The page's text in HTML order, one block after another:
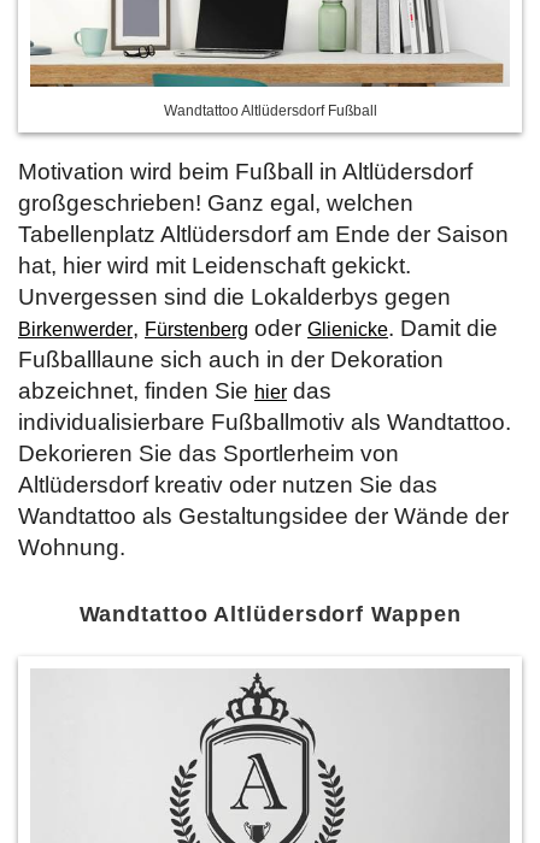
Wandtattoo Altlüdersdorf Fußball
Motivation wird beim Fußball in Altlüdersdorf
großgeschrieben! Ganz egal, welchen
Tabellenplatz Altlüdersdorf am Ende der Saison
hat, hier wird mit Leidenschaft gekickt.
Unvergessen sind die Lokalderbys gegen
Birkenwerder, Fürstenberg oder Glienicke. Damit die
Fußballlaune sich auch in der Dekoration
abzeichnet, finden Sie hier das
individualisierbare Fußballmotiv als Wandtattoo.
Dekorieren Sie das Sportlerheim von
Altlüdersdorf kreativ oder nutzen Sie das
Wandtattoo als Gestaltungsidee der Wände der
Wohnung.
Wandtattoo Altlüdersdorf Wappen